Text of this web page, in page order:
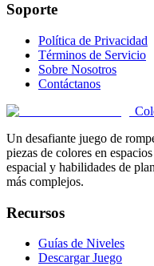
Soporte
Política de Privacidad
Términos de Servicio
Sobre Nosotros
Contáctanos
Un desafiante juego de
piezas de colores en
espacial y habilidades de
más complejos.
Recursos
Guías de Niveles
Descargar Juego